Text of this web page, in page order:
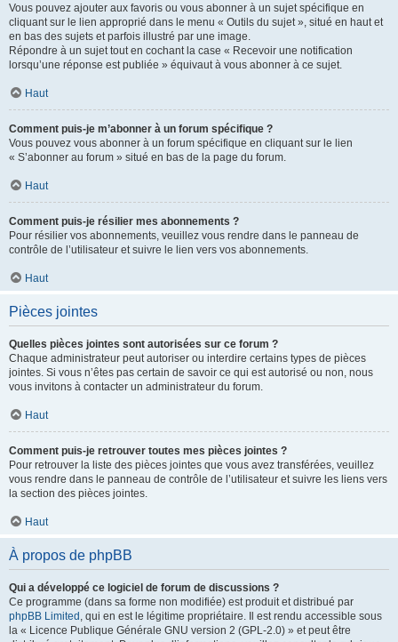
Vous pouvez ajouter aux favoris ou vous abonner à un sujet spécifique en
cliquant sur le lien approprié dans le menu « Outils du sujet », situé en haut et
en bas des sujets et parfois illustré par une image.
Répondre à un sujet tout en cochant la case « Recevoir une notification
lorsqu’une réponse est publiée » équivaut à vous abonner à ce sujet.
Haut
Comment puis-je m’abonner à un forum spécifique ?
Vous pouvez vous abonner à un forum spécifique en cliquant sur le lien
« S’abonner au forum » situé en bas de la page du forum.
Haut
Comment puis-je résilier mes abonnements ?
Pour résilier vos abonnements, veuillez vous rendre dans le panneau de
contrôle de l’utilisateur et suivre le lien vers vos abonnements.
Haut
Pièces jointes
Quelles pièces jointes sont autorisées sur ce forum ?
Chaque administrateur peut autoriser ou interdire certains types de pièces
jointes. Si vous n’êtes pas certain de savoir ce qui est autorisé ou non, nous
vous invitons à contacter un administrateur du forum.
Haut
Comment puis-je retrouver toutes mes pièces jointes ?
Pour retrouver la liste des pièces jointes que vous avez transférées, veuillez
vous rendre dans le panneau de contrôle de l’utilisateur et suivre les liens vers
la section des pièces jointes.
Haut
À propos de phpBB
Qui a développé ce logiciel de forum de discussions ?
Ce programme (dans sa forme non modifiée) est produit et distribué par
phpBB Limited , qui en est le légitime propriétaire. Il est rendu accessible sous
la « Licence Publique Générale GNU version 2 (GPL-2.0) » et peut être